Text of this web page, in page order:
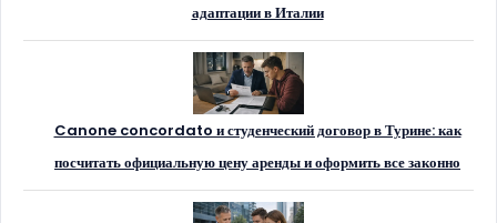
адаптации в Италии
Canone concordato и студенческий договор в Турине: как
посчитать официальную цену аренды и оформить все законно